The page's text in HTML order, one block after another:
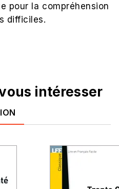
pour la compréhension
difficiles.
intéresser